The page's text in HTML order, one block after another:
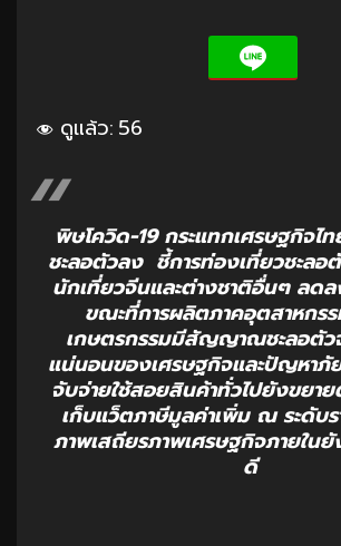
ดูแล้ว: 56
พิษโควิด-19 กระแทกเศรษฐกิจไ
ชะลอตัวลง ชี้การท่องเที่ยวชะลอ
นักเที่ยวจีนและต่างชาติอื่นๆ ลด
ขณะที่การผลิตภาคอุตสาหกรร
เกษตรกรรมมีสัญญาณชะลอตัว
แน่นอนของเศรษฐกิจและปัญหาภั
จับจ่ายใช้สอยสินค้าทั่วไปยังขยา
เก็บแว็ตภาษีมูลค่าเพิ่ม ณ ระดับร
ภาพเสถียรภาพเศรษฐกิจภายใน
ดี